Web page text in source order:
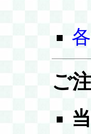
ご